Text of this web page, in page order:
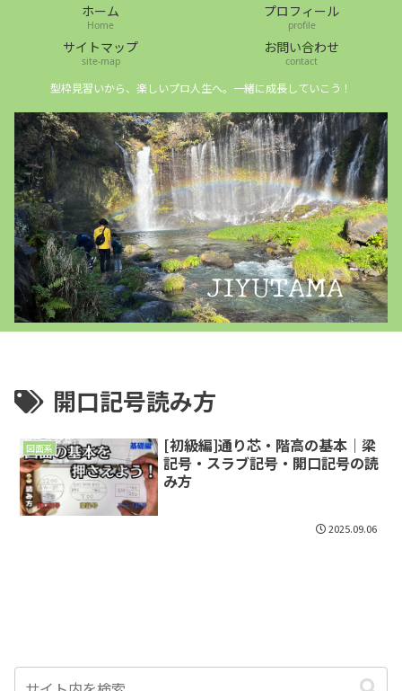
型枠見習いから、楽しいプロ人生へ。一緒に成長していこう！
ホーム
Home
プロフィール
profile
サイトマップ
site-map
お問い合わせ
contact
開口記号読み方
図面系
[初級編]通り芯・階高の基本｜梁
記号・スラブ記号・開口記号の読
み方
2025.09.06